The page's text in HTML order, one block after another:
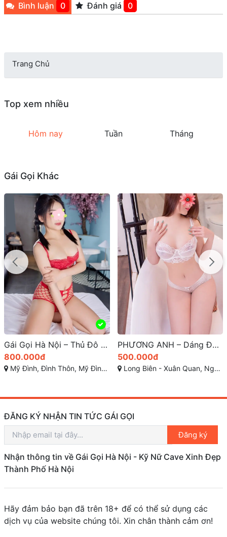
Bình luận 0 Đánh giá 0
Trang Chủ
Top xem nhiều
Hôm nay Tuần Tháng
Gái Gọi Khác
Gái Gọi Hà Nội – Thủ Đô Ánh Sáng Dịch Vụ Giải Trí Cao Cấp
800.000đ
Mỹ Đình, Đình Thôn, Mỹ Đình 1, Từ Liêm, TP Hà Nội
PHƯƠNG ANH – Dáng Đẹp, Sexy Quyến Rũ, Body Nóng Bỏng Ngực To, Mông Cong
500.000đ
Long Biên - Xuân Quan, Ngọc Lâm, Long Biên, Hà Nội, Việt Nam
ĐĂNG KÝ NHẬN TIN TỨC GÁI GỌI
Đăng ký
Nhận thông tin về Gái Gọi Hà Nội - Kỹ Nữ Cave Xinh Đẹp
Thành Phố Hà Nội
Hãy đảm bảo bạn đã trên 18+ để có thể sử dụng các
dịch vụ của website chúng tôi. Xin chân thành cảm ơn!